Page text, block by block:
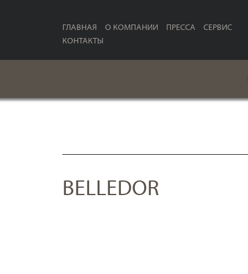
ГЛАВНАЯ О КОМПАНИИ ПРЕССА
СЕРВИС
КОНТАКТЫ
BELLEDOR